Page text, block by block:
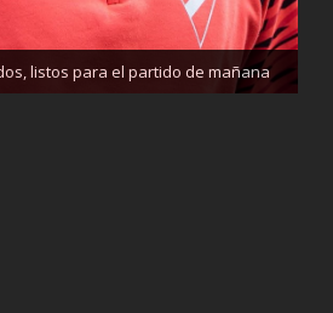
el trabajo no para
listos para el partido de mañana